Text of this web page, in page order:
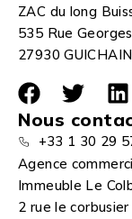
ZAC du long
535 Rue
27930
Nous
+33 1 30 29
Agence
Immeuble Le
2 rue le corbusier